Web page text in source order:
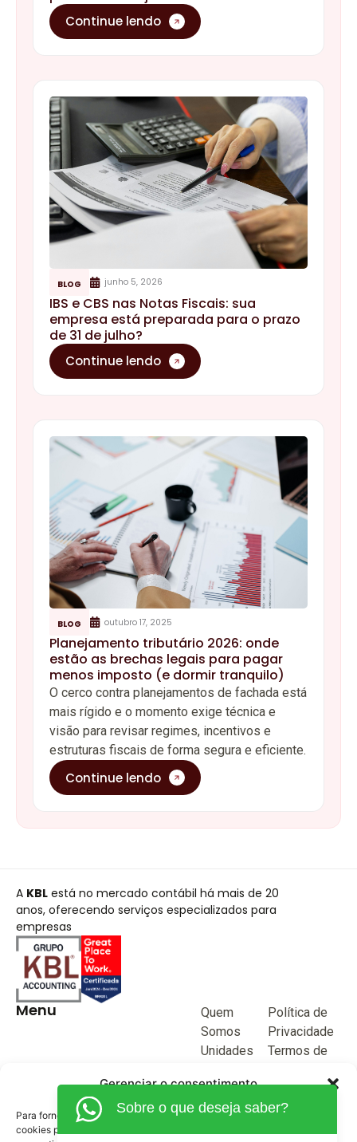
Gerenciar o consentimento
Para fornecer as melhores experiências, usamos tecnologias como
cookies para armazenar e/ou acessar informações do dispositivo. O
Continue lendo
BLOG junho 5, 2026
IBS e CBS nas Notas Fiscais: sua
empresa está preparada para o prazo
de 31 de julho?
Continue lendo
BLOG outubro 17, 2025
Planejamento tributário 2026: onde
estão as brechas legais para pagar
menos imposto (e dormir tranquilo)
O cerco contra planejamentos de fachada está
mais rígido e o momento exige técnica e
visão para revisar regimes, incentivos e
estruturas fiscais de forma segura e eficiente.
Continue lendo
A KBL está no mercado contábil há mais de 20
anos, oferecendo serviços especializados para
empresas
Menu
Quem
Somos
Unidades
Blog
Junte-se a
Política de
Privacidade
Termos de
Sobre o que deseja saber?